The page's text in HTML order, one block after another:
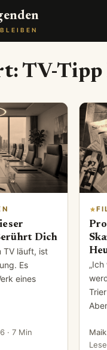
TV-Tipp
Dich
TV läuft, ist
Es
eines
· 7 Min